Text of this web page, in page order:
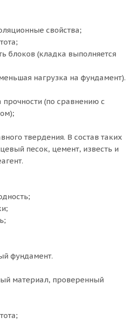
свойства;
блоков (кладка выполняется
нагрузка на фундамент).
(по сравнению с
⠀
твердения. В состав таких
песок, цемент, известь и
фундамент. ⠀
материал, проверенный